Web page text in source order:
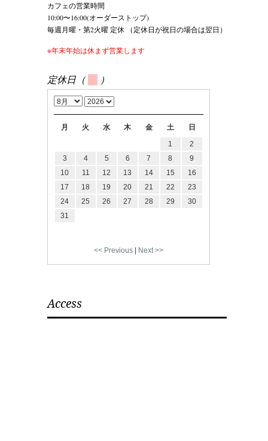
カフェの営業時間
10:00〜16:00(オーダーストップ)
毎週月曜・第2火曜 定休 （定休日が祝日の場合は翌日）
※年末年始は休まず営業します
定休日（ ）
月 火 水 木 金 土 日
<< Previous| Next >>
1
2
3
4 5 6 7 8
9
10
11 12 13 14 15
16
17
18 19 20 21 22
23
24
25 26 27 28 29
30
31
Access